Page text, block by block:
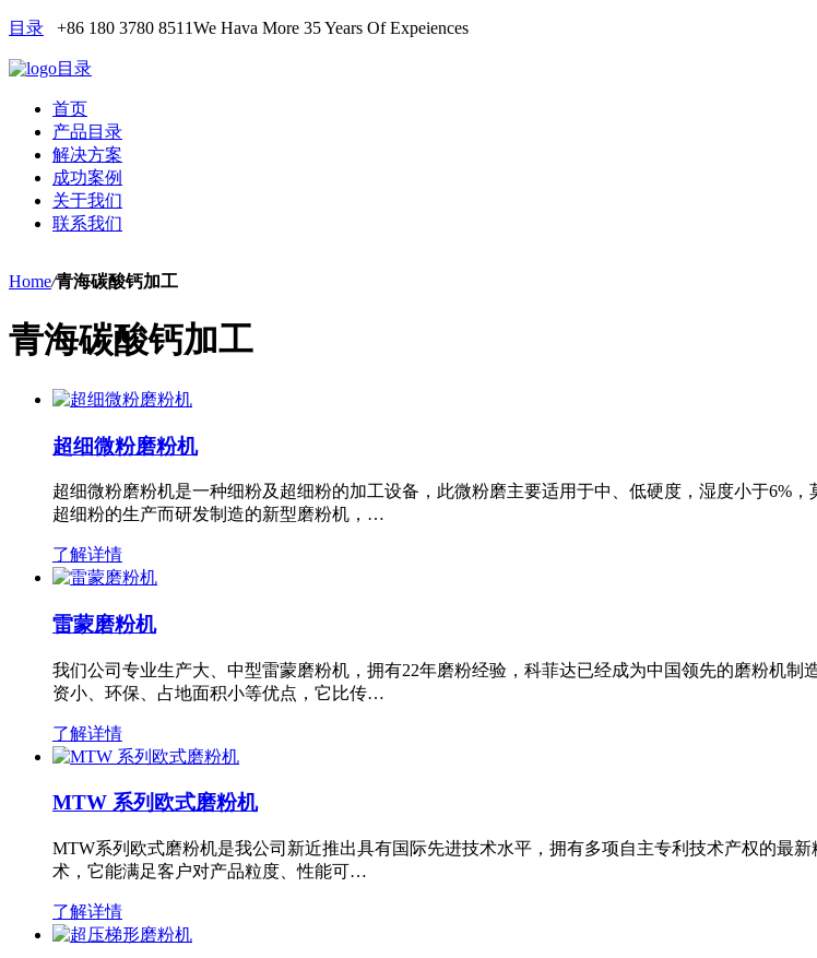
目录 +86 180 3780 8511We Hava More 35 Years Of Expeiences
目录
首页
产品目录
解决方案
成功案例
关于我们
联系我们
Home/青海碳酸钙加工
青海碳酸钙加工
超细微粉磨粉机
超细微粉磨粉机是一种细粉及超细粉的加工设备，此微粉磨主要适用于中、低硬度，湿度小于6%
超细粉的生产而研发制造的新型磨粉机，…
了解详情
雷蒙磨粉机
我们公司专业生产大、中型雷蒙磨粉机，拥有22年磨粉经验，科菲达已经成为中国领先的磨粉机
资小、环保、占地面积小等优点，它比传…
了解详情
MTW 系列欧式磨粉机
MTW系列欧式磨粉机是我公司新近推出具有国际先进技术水平，拥有多项自主专利技术产权的最
术，它能满足客户对产品粒度、性能可…
了解详情